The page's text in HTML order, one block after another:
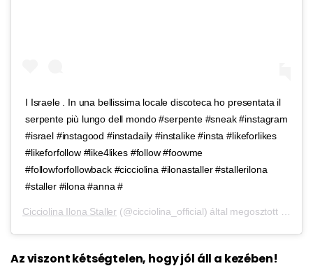
I Israele . In una bellissima locale discoteca ho presentata il
serpente più lungo dell mondo #serpente #sneak #instagram
#israel #instagood #instadaily #instalike #insta #likeforlikes
#likeforfollow #like4likes #follow #foowme
#followforfollowback #cicciolina #ilonastaller #stallerilona
#staller #ilona #anna #
Cicciolina Ilona Staller (@cicciolina_official) által megosztott bejegyzés,
Az viszont kétségtelen, hogy jól áll a kezében!